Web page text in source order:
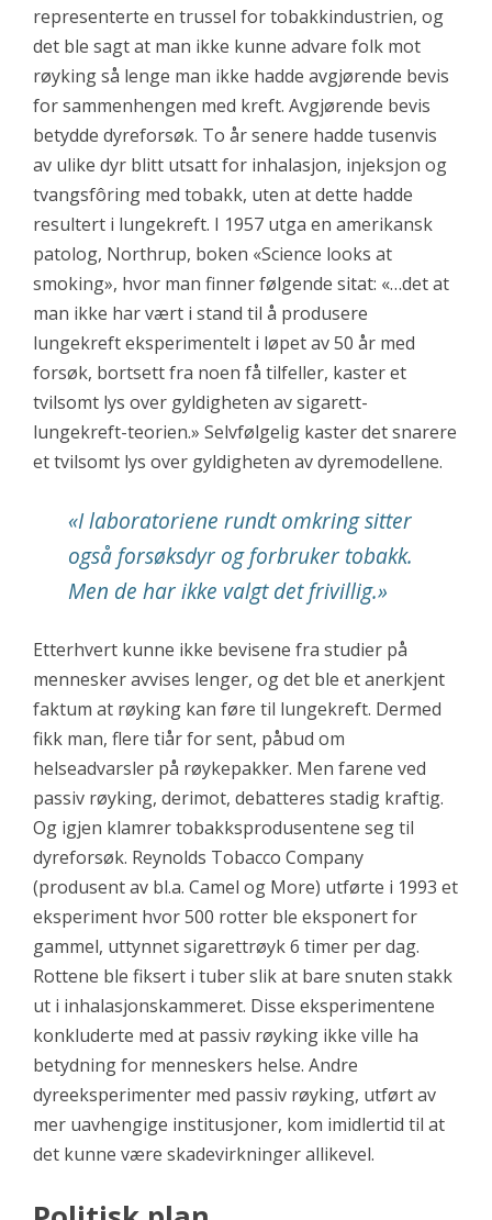
representerte en trussel for tobakkindustrien, og
det ble sagt at man ikke kunne advare folk mot
røyking så lenge man ikke hadde avgjørende bevis
for sammenhengen med kreft. Avgjørende bevis
betydde dyreforsøk. To år senere hadde tusenvis
av ulike dyr blitt utsatt for inhalasjon, injeksjon og
tvangsfôring med tobakk, uten at dette hadde
resultert i lungekreft. I 1957 utga en amerikansk
patolog, Northrup, boken «Science looks at
smoking», hvor man finner følgende sitat: «…det at
man ikke har vært i stand til å produsere
lungekreft eksperimentelt i løpet av 50 år med
forsøk, bortsett fra noen få tilfeller, kaster et
tvilsomt lys over gyldigheten av sigarett-
lungekreft-teorien.» Selvfølgelig kaster det snarere
et tvilsomt lys over gyldigheten av dyremodellene.
«I laboratoriene rundt omkring sitter
også forsøksdyr og forbruker tobakk.
Men de har ikke valgt det frivillig.»
Etterhvert kunne ikke bevisene fra studier på
mennesker avvises lenger, og det ble et anerkjent
faktum at røyking kan føre til lungekreft. Dermed
fikk man, flere tiår for sent, påbud om
helseadvarsler på røykepakker. Men farene ved
passiv røyking, derimot, debatteres stadig kraftig.
Og igjen klamrer tobakksprodusentene seg til
dyreforsøk. Reynolds Tobacco Company
(produsent av bl.a. Camel og More) utførte i 1993 et
eksperiment hvor 500 rotter ble eksponert for
gammel, uttynnet sigarettrøyk 6 timer per dag.
Rottene ble fiksert i tuber slik at bare snuten stakk
ut i inhalasjonskammeret. Disse eksperimentene
konkluderte med at passiv røyking ikke ville ha
betydning for menneskers helse. Andre
dyreeksperimenter med passiv røyking, utført av
mer uavhengige institusjoner, kom imidlertid til at
det kunne være skadevirkninger allikevel.